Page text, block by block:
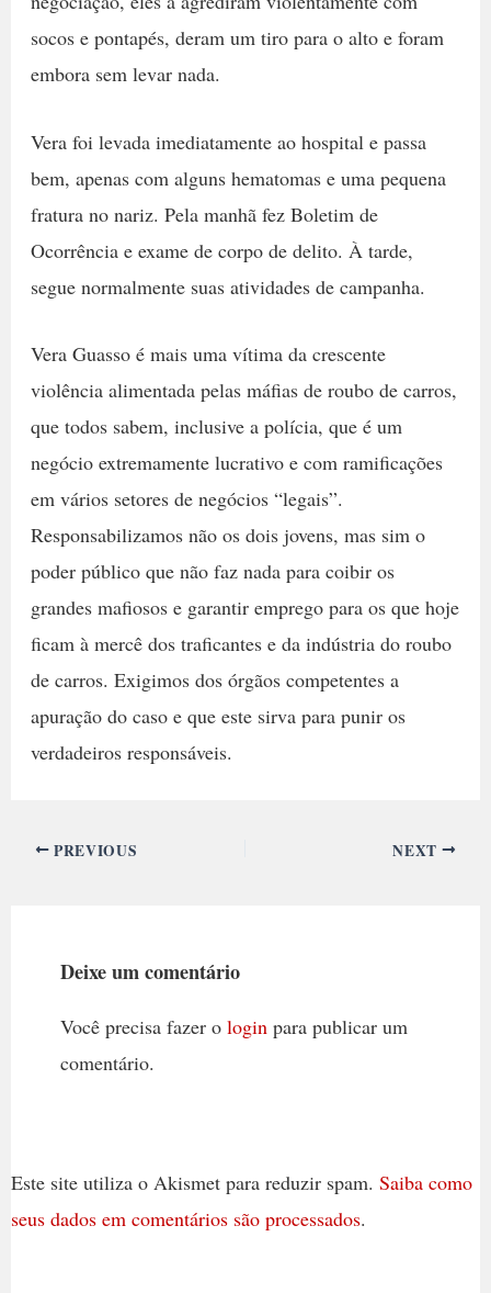
socos e pontapés, deram um tiro para o alto e foram
embora sem levar nada.
Vera foi levada imediatamente ao hospital e passa
bem, apenas com alguns hematomas e uma pequena
fratura no nariz. Pela manhã fez Boletim de
Ocorrência e exame de corpo de delito. À tarde,
segue normalmente suas atividades de campanha.
Vera Guasso é mais uma vítima da crescente
violência alimentada pelas máfias de roubo de carros,
que todos sabem, inclusive a polícia, que é um
negócio extremamente lucrativo e com ramificações
em vários setores de negócios “legais”.
Responsabilizamos não os dois jovens, mas sim o
poder público que não faz nada para coibir os
grandes mafiosos e garantir emprego para os que hoje
ficam à mercê dos traficantes e da indústria do roubo
de carros. Exigimos dos órgãos competentes a
apuração do caso e que este sirva para punir os
verdadeiros responsáveis.
PREVIOUS NEXT
Deixe um comentário
Você precisa fazer o login para publicar um
comentário.
Este site utiliza o Akismet para reduzir spam. Saiba como
seus dados em comentários são processados.